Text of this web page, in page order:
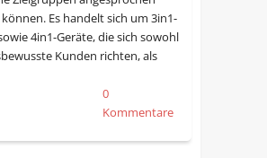
Es handelt sich um 3in1-
4in1-Geräte, die sich sowohl
Kunden richten, als
0
Kommentare